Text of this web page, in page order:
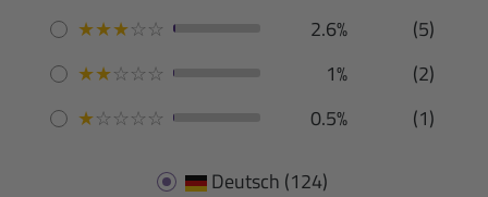
★★★☆☆ 2.6%
(5)
★★☆☆☆ 1%
(2)
★☆☆☆☆ 0.5% (1)
Deutsch (124)